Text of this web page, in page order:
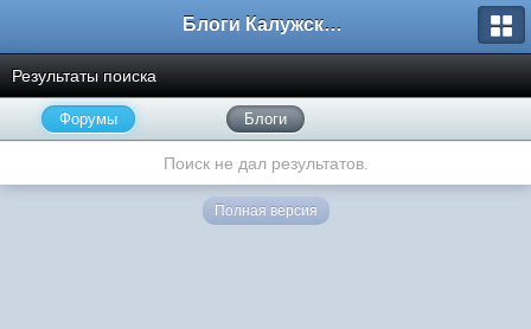
Блоги Калужского перекрестка
Результаты поиска
Форумы Блоги
Поиск не дал результатов.
Полная версия